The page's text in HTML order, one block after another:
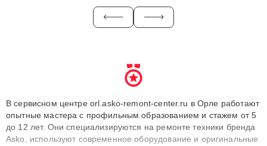
В сервисном центре orl.asko-remont-center.ru в Орле работают
опытные мастера с профильным образованием и стажем от 5
до 12 лет. Они специализируются на ремонте техники бренда
Asko, используют современное оборудование и оригинальные